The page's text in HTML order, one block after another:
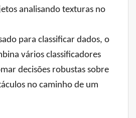
analisando texturas no
para classificar dados, o
vários classificadores
decisões robustas sobre
no caminho de um